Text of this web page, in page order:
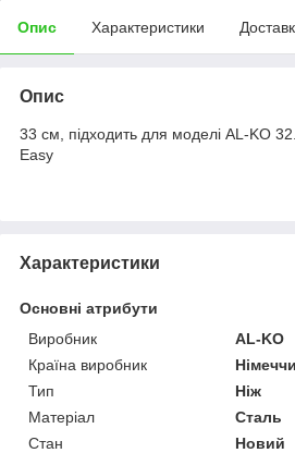
Опис Характеристики
Опис
33 см, підходить для моделі AL-KO
Easy
Характеристики
Основні атрибути
Виробник
AL-KO
Країна виробник
Тип
Ніж
Матеріал
Сталь
Стан
Новий